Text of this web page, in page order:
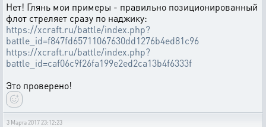
Нет! Глянь мои примеры - правильно позиционированный
флот стреляет сразу по наджику:
https://xcraft.ru/battle/index.php?
battle_id=f847fd65711067630dd1276b4ed81c96
https://xcraft.ru/battle/index.php?
battle_id=caf06c9f26fa199e2ed2ca13b4f6333f
Это проверено!
3 Марта 2017 23:12:23